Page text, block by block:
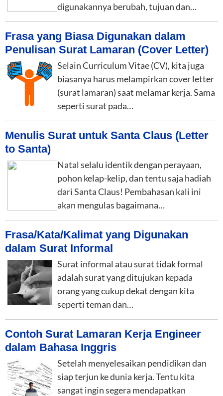
digunakannya berubah, tujuan dan…
Frasa yang Biasa Digunakan dalam
Penulisan Surat Lamaran (Cover Letter)
Selain Curriculum Vitae (CV), kita juga
biasanya harus melampirkan cover letter
(surat lamaran) saat melamar kerja. Sama
seperti surat pada…
Menulis Surat untuk Santa Claus (Letter
to Santa)
Natal selalu identik dengan perayaan,
pohon kelap-kelip, dan tentu saja hadiah
dari Santa Claus! Pembahasan kali ini
akan mengulas bagaimana…
Frasa/Kata/Kalimat yang Digunakan
dalam Surat Informal
Surat informal atau surat tidak formal
adalah surat yang ditujukan kepada
orang yang cukup dekat dengan kita
seperti teman dan…
Contoh Surat Lamaran Kerja Engineer
dalam Bahasa Inggris
Setelah menyelesaikan pendidikan dan
siap terjun ke dunia kerja. Tentu kita
sangat ingin segera mendapatkan